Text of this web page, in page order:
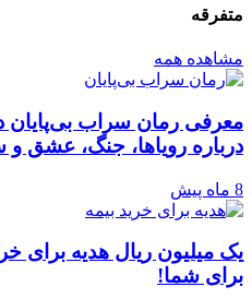
متفرقه
مشاهده همه
معرفی رمان سراب بی‌پایان
درباره رویاها، جنگ، عشق
8 ماه پیش
یک میلیون ریال هدیه برای
برای شما!